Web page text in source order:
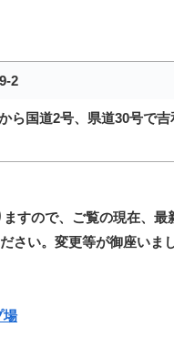
2
ら国道2号、県道30号で
すので、ご覧の現在、最
さい。変更等が御座いま
場